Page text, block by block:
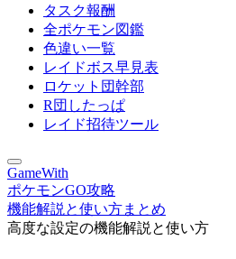
タスク報酬
全ポケモン図鑑
色違い一覧
レイドボス早見表
ロケット団幹部
R団したっぱ
レイド招待ツール
GameWith
ポケモンGO攻略
機能解説と使い方まとめ
高度な設定の機能解説と使い方